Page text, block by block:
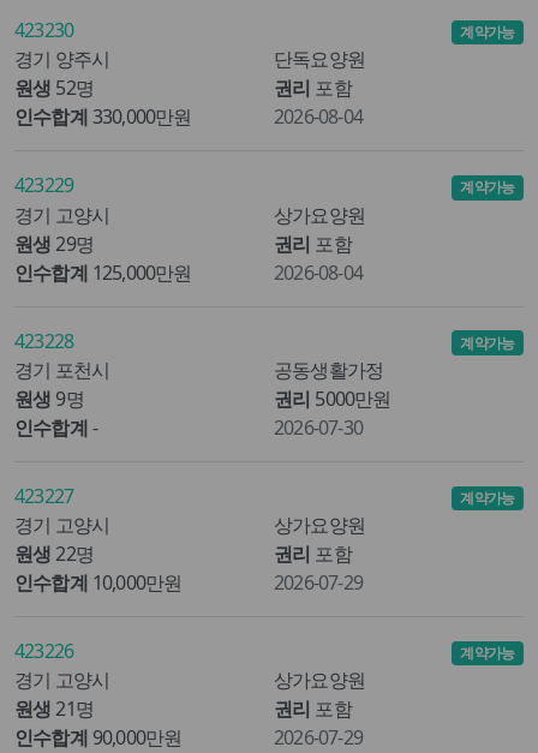
423230
경기 양주시
단독요양원
원생 52명 권리 포함
인수합계330,000만원
계약가능
2026-08-04
423229
경기 고양시
상가요양원
원생 29명 권리 포함
인수합계 125,000만원
계약가능
2026-08-04
423228
경기 포천시
공동생활가정
원생 9명 권리 5000만원
인수합계-
계약가능
2026-07-30
423227
경기 고양시
상가요양원
원생 22명 권리 포함
인수합계 10,000만원
계약가능
2026-07-29
423226
경기 고양시
상가요양원
원생 21명 권리 포함
인수합계 90,000만원
계약가능
2026-07-29